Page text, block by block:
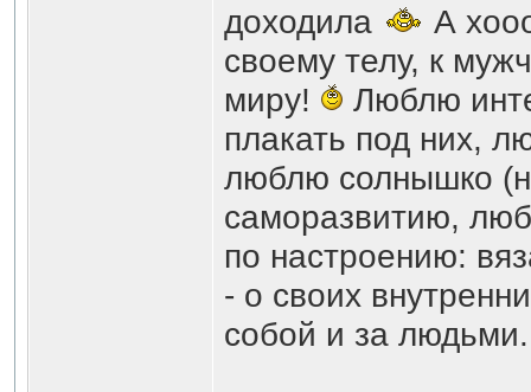
доходила
А
своему телу, к
миру!
Люблю
плакать под них,
люблю солнышко
саморазвитию,
по настроению:
- о своих
собой и за